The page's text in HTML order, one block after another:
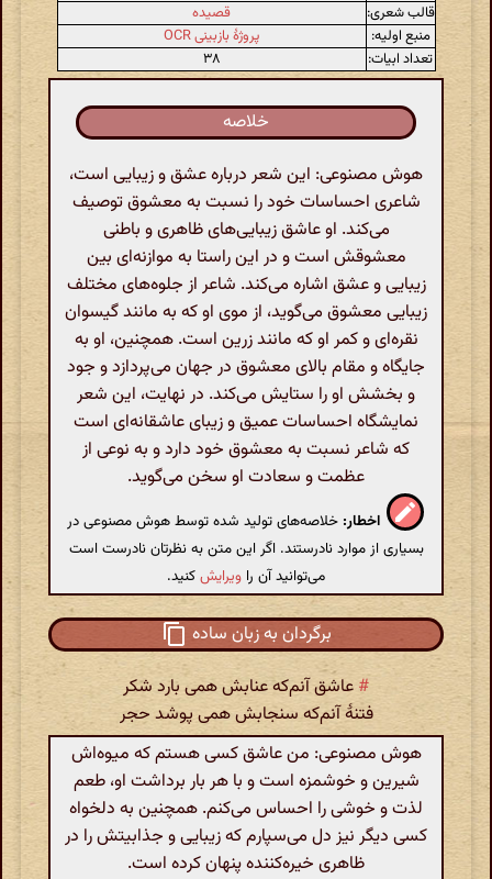
قالب شعری:
قصیده
منبع اولیه:
پروژهٔ بازبینی OCR
تعداد ابیات:
۳۸
خلاصه
هوش مصنوعی: این شعر درباره عشق و زیبایی است،
شاعری احساسات خود را نسبت به معشوق توصیف
می‌کند. او عاشق زیبایی‌های ظاهری و باطنی
معشوقش است و در این راستا به موازنه‌ای بین
زیبایی و عشق اشاره می‌کند. شاعر از جلوه‌های مختلف
زیبایی معشوق می‌گوید، از موی او که به مانند گیسوان
نقره‌ای و کمر او که مانند زرین است. همچنین، او به
جایگاه و مقام بالای معشوق در جهان می‌پردازد و جود
و بخشش او را ستایش می‌کند. در نهایت، این شعر
نمایشگاه احساسات عمیق و زیبای عاشقانه‌ای است
که شاعر نسبت به معشوق خود دارد و به نوعی از
عظمت و سعادت او سخن می‌گوید.
اخطار: خلاصه‌های تولید شده توسط هوش مصنوعی در
بسیاری از موارد نادرستند. اگر این متن به نظرتان نادرست است
می‌توانید آن را ویرایشکنید.
برگردان به زبان ساده
# عاشق آنم‌که عنابش همی بارد شکر
فتنهٔ آنم‌که سنجابش همی پوشد حجر
هوش مصنوعی: من عاشق کسی هستم که میوه‌اش
شیرین و خوشمزه است و با هر بار برداشت او، طعم
لذت و خوشی را احساس می‌کنم. همچنین به دلخواه
کسی دیگر نیز دل می‌سپارم که زیبایی و جذابیتش را در
ظاهری خیره‌کننده پنهان کرده است.